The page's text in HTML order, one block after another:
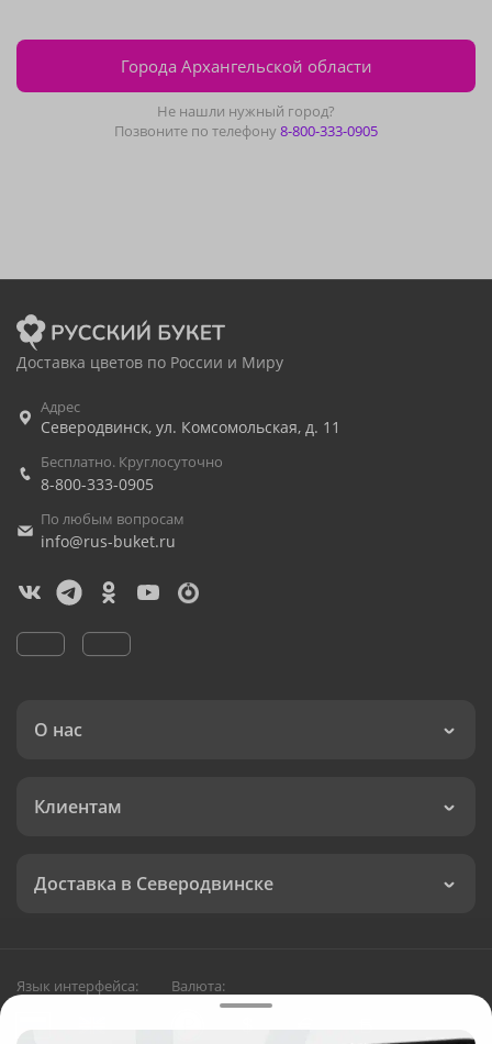
Города Архангельской области
Не нашли нужный город?
Позвоните по телефону8-800-333-0905
Доставка цветов по России и Миру
Адрес
Северодвинск, ул. Комсомольская, д. 11
Бесплатно. Круглосуточно
8-800-333-0905
По любым вопросам
info@rus-buket.ru
О нас
Клиентам
Доставка в Северодвинске
Язык интерфейса: Валюта: